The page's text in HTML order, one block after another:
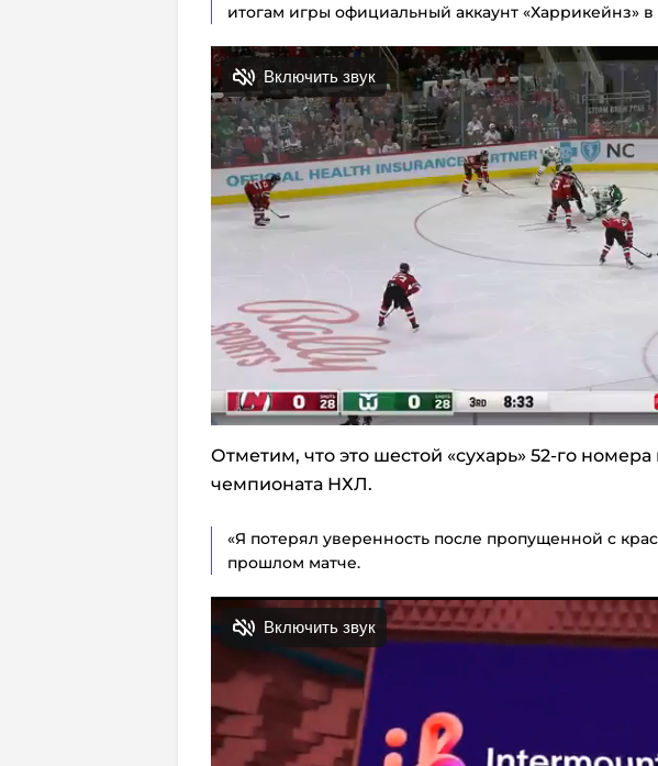
итогам игры официальный аккаунт «Харрикейнз» в
Отметим, что это шестой «сухарь» 52-го номера
чемпионата НХЛ.
«Я потерял уверенность после пропущенной с
прошлом матче.